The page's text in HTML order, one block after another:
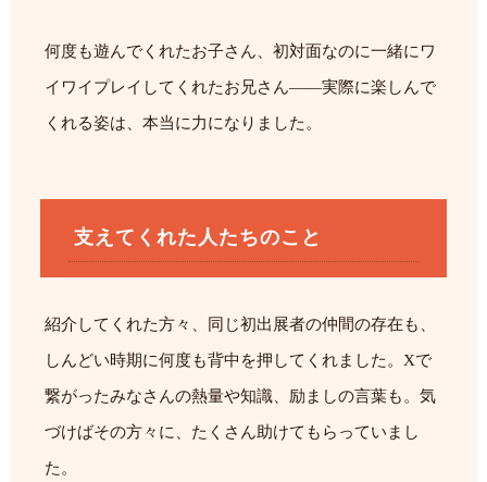
何度も遊んでくれたお子さん、初対面なのに一緒にワ
イワイプレイしてくれたお兄さん——実際に楽しんで
くれる姿は、本当に力になりました。
支えてくれた人たちのこと
紹介してくれた方々、同じ初出展者の仲間の存在も、
しんどい時期に何度も背中を押してくれました。Xで
繋がったみなさんの熱量や知識、励ましの言葉も。気
づけばその方々に、たくさん助けてもらっていまし
た。